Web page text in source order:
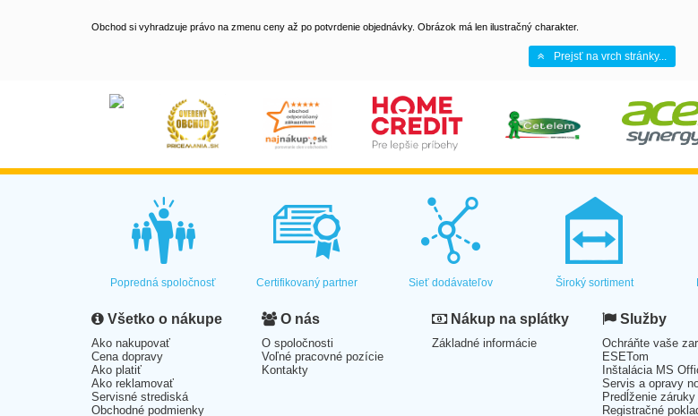
Obchod si vyhradzuje právo na zmenu ceny až po potvrdenie objednávky. Obrázok má len ilustračný charakter.
Prejsť na vrch stránky...
Popredná spoločnosť Certifikovaný partner Sieť dodávateľov Široký sortiment
Všetko o nákupe
Ako nakupovať
Cena dopravy
Ako platiť
Ako reklamovať
Servisné strediská
Obchodné podmienky
O nás
O spoločnosti
Voľné pracovné pozície
Kontakty
Nákup na splátky
Základné informácie
Služby
Ochráňte vaše
ESETom
Inštalácia MS
Servis a opravy
Predĺženie záruky
Registračné